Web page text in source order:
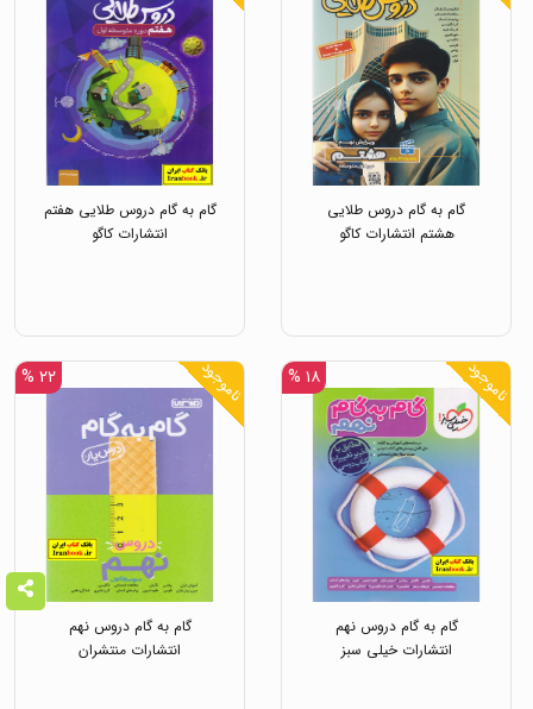
گام به گام دروس طلایی
هشتم انتشارات کاگو
گام به گام دروس طلایی هفتم
انتشارات کاگو
ناموجود ۱۸ %
گام به گام دروس نهم
انتشارات خیلی سبز
ناموجود ۲۲ %
گام به گام دروس نهم
انتشارات منتشران